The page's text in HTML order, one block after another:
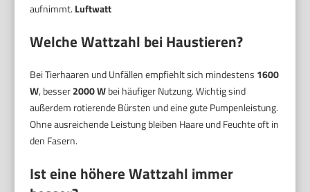
aufnimmt. Luftwatt
Welche Wattzahl bei Haustieren?
Bei Tierhaaren und Unfällen empfiehlt sich mindestens 1600
W, besser2000 Wbei häufiger Nutzung. Wichtig sind
außerdem rotierende Bürsten und eine gute Pumpenleistung.
Ohne ausreichende Leistung bleiben Haare und Feuchte oft in
den Fasern.
Ist eine höhere Wattzahl immer